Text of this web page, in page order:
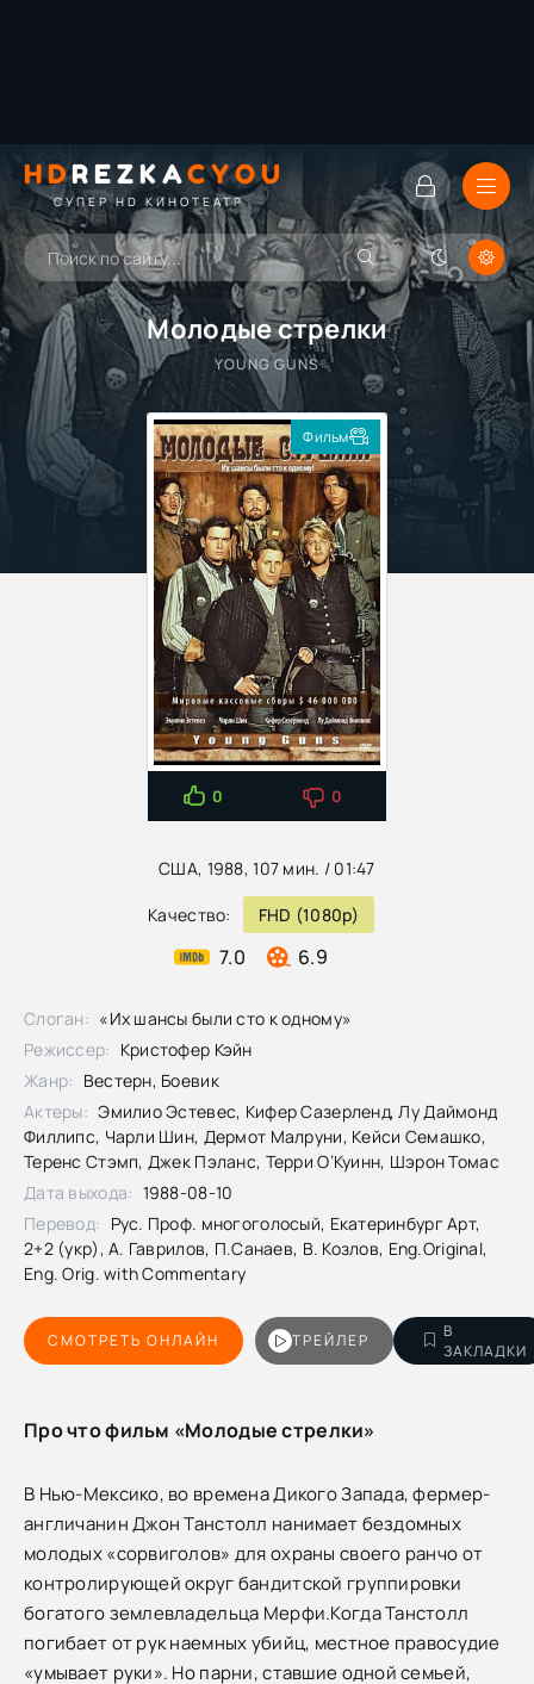
HDREZKACYOU
СУПЕР HD КИНОТЕАТР
Молодые стрелки
YOUNG GUNS
США, 1988, 107 мин. / 01:47
Качество: FHD (1080p)
7.0 6.9
Фильм
0 0
СМОТРЕТЬ ОНЛАЙН ТРЕЙЛЕР
В
ЗАКЛАДКИ
Слоган: «Их шансы были сто к одному»
Режиссер: Кристофер Кэйн
Жанр: Вестерн, Боевик
Актеры: Эмилио Эстевес, Кифер Сазерленд, Лу Даймонд
Филлипс, Чарли Шин, Дермот Малруни, Кейси Семашко,
Теренс Стэмп, Джек Пэланс, Терри О’Куинн, Шэрон Томас
Дата выхода: 1988-08-10
Перевод: Рус. Проф. многоголосый, Екатеринбург Арт,
2+2 (укр), А. Гаврилов, П.Санаев, В. Козлов, Eng.Original,
Eng. Orig. with Commentary
Про что фильм «Молодые стрелки»
В Нью-Мексико, во времена Дикого Запада, фермер-
англичанин Джон Танстолл нанимает бездомных
молодых «сорвиголов» для охраны своего ранчо от
контролирующей округ бандитской группировки
богатого землевладельца Мерфи.Когда Танстолл
погибает от рук наемных убийц, местное правосудие
«умывает руки». Но парни, ставшие одной семьей,